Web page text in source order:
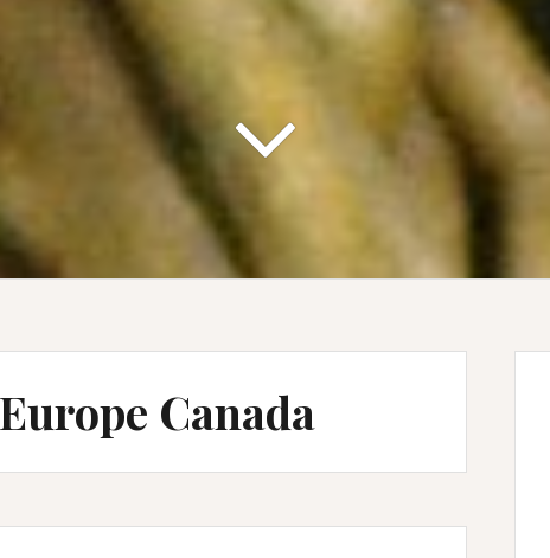
Canada